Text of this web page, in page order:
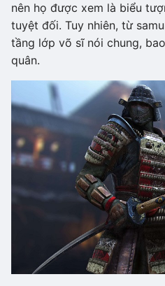
nên họ được xem là biểu
tuyệt đối. Tuy nhiên, từ
tầng lớp võ sĩ nói chung,
quân.